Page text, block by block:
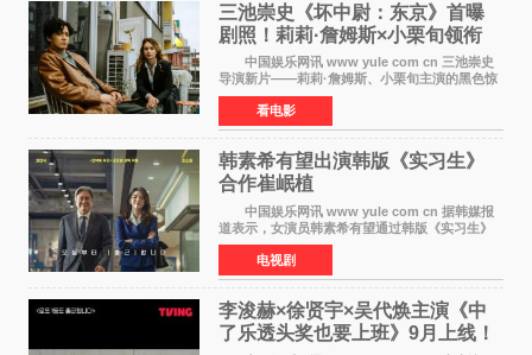
三池崇史《坏中尉：东京》首曝
剧照！莉莉·詹姆斯×小栗旬领衔
黑色惊悚再升级
中国娱乐网讯 www yule com cn 三池崇史
导演新片——莉莉·詹姆斯、小栗旬主演的黑色惊
悚电影《坏中尉：东京》首曝剧照。继阿贝尔·费
拉拉&times;哈威·凯特尔的1992年《坏中尉》和
沃纳·赫
看电影
韩素希有望出演韩版《实习生》
合作崔岷植
中国娱乐网讯 www yule com cn 据韩媒报
道表示，女演员韩素希有望通过韩版《实习生》
回归荧幕，合作前辈演员崔岷植。 根据消息
表示，演员韩素希目前已经结束了电视剧《Y计
划》的拍摄工
电视剧
李浚赫×徐贤宇×吴代焕主演《中
了乐透头奖也要上班》9月上线！